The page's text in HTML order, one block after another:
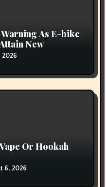
As E-bike
New
2026
Or Hookah
6, 2026